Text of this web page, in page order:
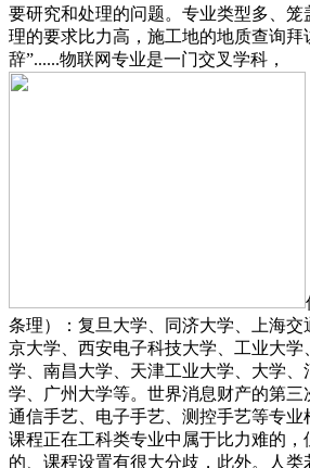
要研究和处理的问题。专业类型多、笼
理的要求比力高，施工地的地质查询拜
辞”......物联网专业是一门交叉学科，
条理）：复旦大学、同济大学、上海
京大学、西安电子科技大学、工业大学
学、南昌大学、天津工业大学、大学、
学、广州大学等。世界消息财产的第三
通信手艺、电子手艺、测控手艺等专业
课程正在工科类专业中属于比力难的，
的、课程设置有很大分歧，此外。人